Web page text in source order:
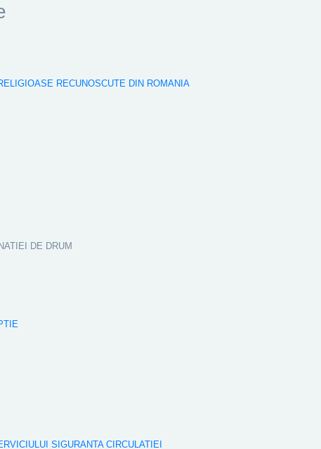
RECUNOSCUTE DIN ROMANIA
DE DRUM
SIGURANTA CIRCULATIEI